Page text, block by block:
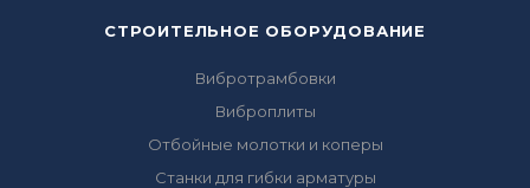
СТРОИТЕЛЬНОЕ ОБОРУДОВАНИЕ
Вибротрамбовки
Виброплиты
Отбойные молотки и коперы
Станки для гибки арматуры